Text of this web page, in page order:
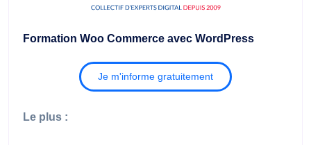
Formation Woo Commerce avec WordPress
Je m'informe gratuitement
Le plus :